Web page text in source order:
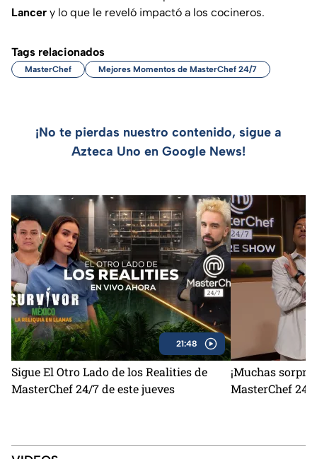
Lancer y lo que le reveló impactó a los cocineros.
Tags relacionados
MasterChef Mejores Momentos de MasterChef 24/7
¡No te pierdas nuestro contenido, sigue a
Azteca Uno en Google News!
21:48
Sigue El Otro Lado de los Realities de
MasterChef 24/7 de este jueves
¡Muchas
MasterChef 24/